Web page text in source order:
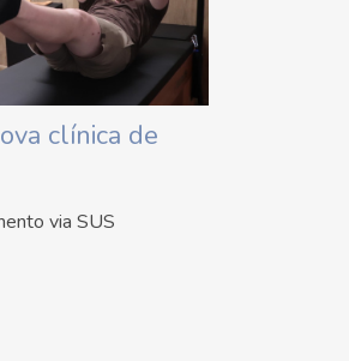
clínica de
via SUS